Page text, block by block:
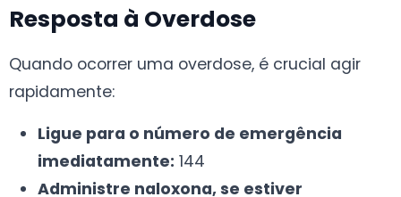
Resposta à Overdose
Quando ocorrer uma overdose, é crucial agir
rapidamente:
Ligue para o número de emergência
imediatamente: 144
Administre naloxona, se estiver